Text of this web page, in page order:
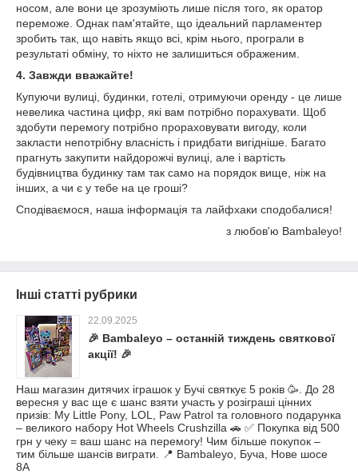
носом, але вони це зрозуміють лише після того, як оратор
переможе. Однак пам'ятайте, що ідеальний парламентер
зробить так, що навіть якщо всі, крім нього, програли в
результаті обміну, то ніхто не залишиться ображеним.
4. Завжди вважайте!
Купуючи вулиці, будинки, готелі, отримуючи оренду - це лише
невелика частина цифр, які вам потрібно порахувати. Щоб
здобути перемогу потрібно прораховувати вигоду, коли
закласти непотрібну власність і придбати вигідніше. Багато
прагнуть закупити найдорожчі вулиці, але і вартість
будівництва будинку там так само на порядок вище, ніж на
інших, а чи є у тебе на це гроші?
Сподіваємося, наша інформація та лайфхаки сподобалися!
з любов'ю Bambaleyo!
Інші статті рубрики
22.09.2025
🎉 Bambaleyo – останній тиждень святкової
акції! 🎉
Наш магазин дитячих іграшок у Бучі святкує 5 років 🥳. До 28
вересня у вас ще є шанс взяти участь у розіграші цінних
призів: My Little Pony, LOL, Paw Patrol та головного подарунка
– великого набору Hot Wheels Crushzilla 🚗 ✅ Покупка від 500
грн у чеку = ваш шанс на перемогу! Чим більше покупок –
тим більше шансів виграти. 📍 Bambaleyo, Буча, Нове шосе
8А